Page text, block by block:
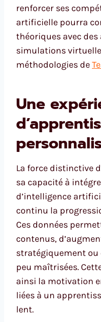
renforcer ses
artificielle pourra
théoriques avec
simulations
méthodologies de
Une
La force distinctive
sa capacité à
d’intelligence
continu la
Ces données
contenus,
stratégiquement ou
peu maîtrisées.
ainsi la motivation
liées à un
lent.